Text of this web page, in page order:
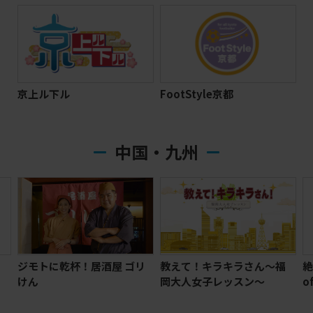
京上ル下ル FootStyle京都
中国・九州
教えて！キラキラさん～福
岡大人女子レッスン～
絶景九州 The Great Views
of Kyushu